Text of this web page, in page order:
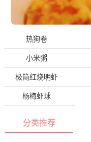
热狗卷
小米粥
极简红烧明虾
杨梅虾球
分类推荐